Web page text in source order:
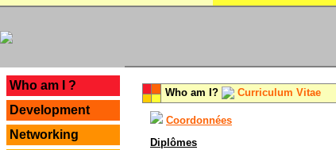
Who am I ?
Development
Networking
Who am I? Curriculum Vitae
Coordonnées
Diplômes